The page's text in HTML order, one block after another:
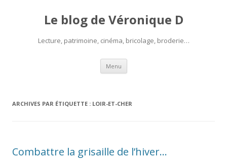
Le blog de Véronique D
Lecture, patrimoine, cinéma, bricolage, broderie…
Menu Aller
contenu
ARCHIVES PAR ÉTIQUETTE : LOIR-ET-CHER
Combattre la grisaille de l’hiver…